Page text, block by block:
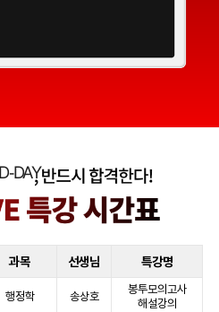
D-DAY
과목 선생님 특강명
행정학 송상호
봉투모의고사
해설강의